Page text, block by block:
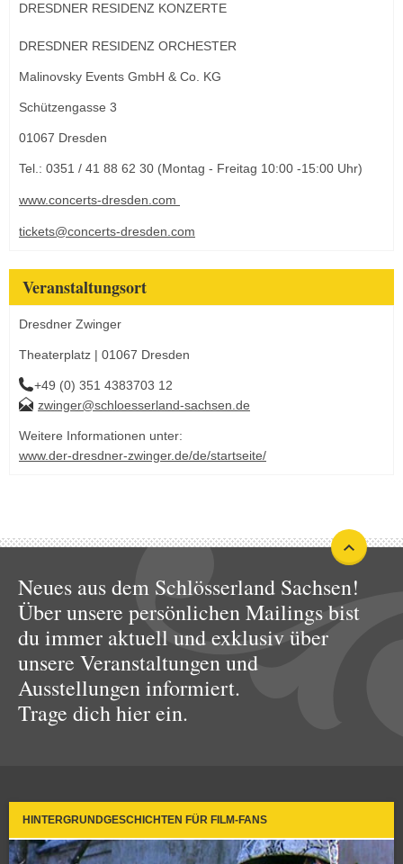
DRESDNER RESIDENZ KONZERTE
DRESDNER RESIDENZ ORCHESTER
Malinovsky Events GmbH & Co. KG
Schützengasse 3
01067 Dresden
Tel.: 0351 / 41 88 62 30 (Montag - Freitag 10:00 -15:00 Uhr)
www.concerts-dresden.com
tickets@concerts-dresden.com
Veranstaltungsort
Dresdner Zwinger
Theaterplatz | 01067 Dresden
+49 (0) 351 4383703 12
zwinger@schloesserland-sachsen.de
Weitere Informationen unter:
www.der-dresdner-zwinger.de/de/startseite/
Neues aus dem Schlösserland Sachsen!
Über unsere persönlichen Mailings bist
du immer aktuell und exklusiv über
unsere Veranstaltungen und
Ausstellungen informiert.
Trage dich hier ein.
HINTERGRUNDGESCHICHTEN FÜR FILM-FANS